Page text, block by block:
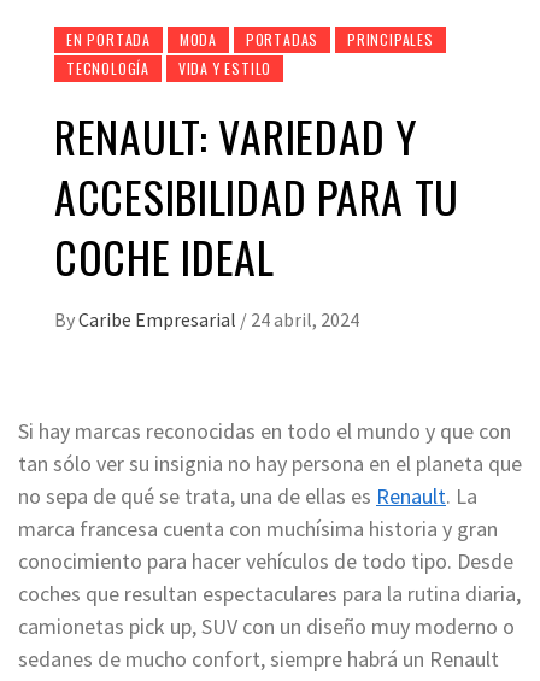
EN PORTADA MODA PORTADAS
PRINCIPALES
TECNOLOGÍA
VIDA Y ESTILO
RENAULT: VARIEDAD Y
ACCESIBILIDAD PARA TU
COCHE IDEAL
ByCaribe Empresarial / 24 abril, 2024
Si hay marcas reconocidas en todo el mundo y que con
tan sólo ver su insignia no hay persona en el planeta que
no sepa de qué se trata, una de ellas es Renault. La
marca francesa cuenta con muchísima historia y gran
conocimiento para hacer vehículos de todo tipo. Desde
coches que resultan espectaculares para la rutina diaria,
camionetas pick up, SUV con un diseño muy moderno o
sedanes de mucho confort, siempre habrá un Renault